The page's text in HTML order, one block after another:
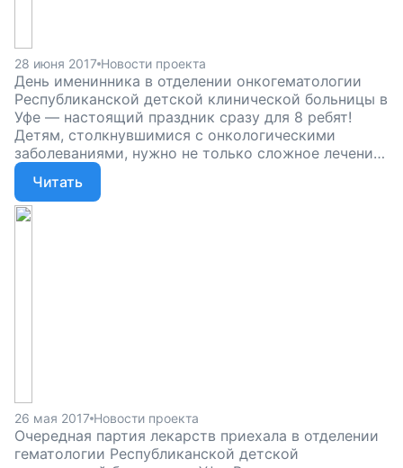
28 июня 2017 Новости проекта
День именинника в отделении онкогематологии
Республиканской детской клинической больницы в
Уфе — настоящий праздник сразу для 8 ребят!
Детям, столкнувшимися с онкологическими
заболеваниями, нужно не только сложное лечение,
но внимание и забота, праздники и подарки — все
то, что есть у их сверстников, и чего они
лишились в больнице. Помогите детям справиться
с болезнью, поддержите наш проект!
Читать
26 мая 2017 Новости проекта
Очередная партия лекарств приехала в отделении
гематологии Республиканской детской